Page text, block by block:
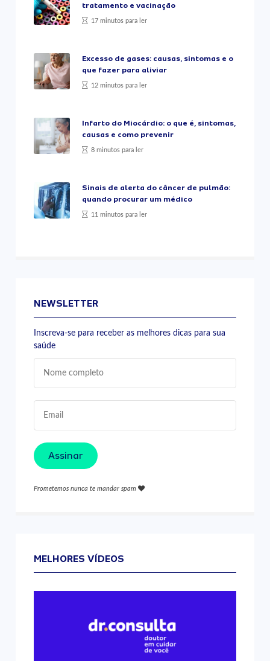
tratamento e vacinação
17 minutos para ler
Excesso de gases: causas, sintomas e o
que fazer para aliviar
12 minutos para ler
Infarto do Miocárdio: o que é, sintomas,
causas e como prevenir
8 minutos para ler
Sinais de alerta do câncer de pulmão:
quando procurar um médico
11 minutos para ler
NEWSLETTER
Inscreva-se para receber as melhores dicas para sua
saúde
Assinar
Prometemos nunca te mandar spam
MELHORES VÍDEOS